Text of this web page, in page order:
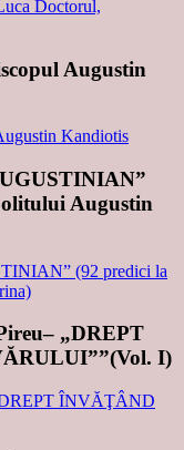
Augustin
Augustin
„DREPT
I)